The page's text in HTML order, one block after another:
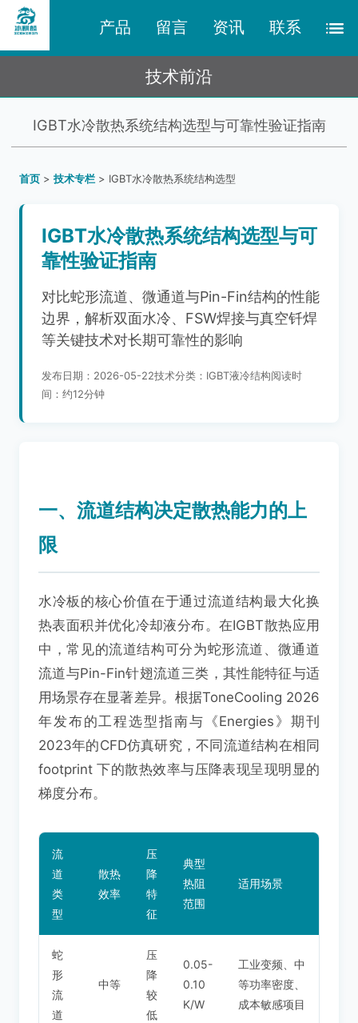
产品 留言 资讯 联系
技术前沿
IGBT水冷散热系统结构选型与可靠性验证指南
首页 > 技术专栏 > IGBT水冷散热系统结构选型
IGBT水冷散热系统结构选型与可
靠性验证指南
对比蛇形流道、微通道与Pin-Fin结构的性能
边界，解析双面水冷、FSW焊接与真空钎焊
等关键技术对长期可靠性的影响
发布日期：2026-05-22技术分类：IGBT液冷结构阅读时
间：约12分钟
一、流道结构决定散热能力的上
限
水冷板的核心价值在于通过流道结构最大化换
热表面积并优化冷却液分布。在IGBT散热应用
中，常见的流道结构可分为蛇形流道、微通道
流道与Pin-Fin针翅流道三类，其性能特征与适
用场景存在显著差异。根据ToneCooling 2026
年发布的工程选型指南与《Energies》期刊
2023年的CFD仿真研究，不同流道结构在相同
footprint 下的散热效率与压降表现呈现明显的
梯度分布。
流
道
类
型
散热
效率
压
降
特
征
典型
热阻
范围
适用场景
蛇
形
流
道
中等
压
降
较
低
0.05-
0.10
K/W
工业变频、中
等功率密度、
成本敏感项目